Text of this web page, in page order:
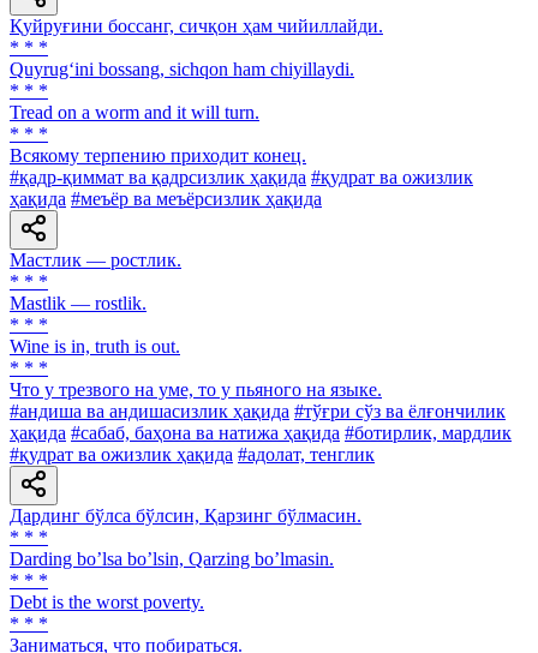
Қуйруғини боссанг, сичқон ҳам чийиллайди.
* * *
Quyrug‘ini bossang, sichqon ham chiyillaydi.
* * *
Tread on a worm and it will turn.
* * *
Всякому терпению приходит конец.
#қадр-қиммат ва қадрсизлик ҳақида #қудрат ва ожизлик
ҳақида #меъёр ва меъёрсизлик ҳақида
Мастлик — ростлик.
* * *
Mastlik — rostlik.
* * *
Wine is in, truth is out.
* * *
Что у трезвого на уме, то у пьяного на языке.
#андиша ва андишасизлик ҳақида #тўғри сўз ва ёлғончилик
ҳақида #сабаб, баҳона ва натижа ҳақида #ботирлик, мардлик
#қудрат ва ожизлик ҳақида #адолат, тенглик
Дардинг бўлса бўлсин, Қарзинг бўлмасин.
* * *
Darding boʼlsa boʼlsin, Qarzing boʼlmasin.
* * *
Debt is the worst poverty.
* * *
Заниматься, что побираться.